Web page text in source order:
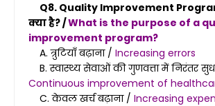
Q8. Quality Improvement
क्या है? /What is the purpose of a
improvement program?
A. त्रुटियाँ बढ़ाना / Increasing errors
B. स्वास्थ्य सेवाओं की गुणवत्ता में निरंतर
Continuous improvement of
C. केवल खर्च बढ़ाना / Increasing